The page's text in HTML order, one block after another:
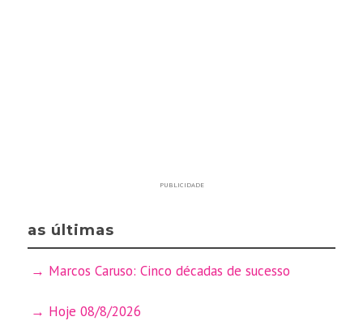
PUBLICIDADE
as últimas
Marcos Caruso: Cinco décadas de sucesso
Hoje 08/8/2026